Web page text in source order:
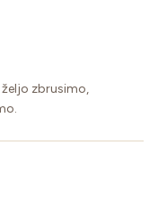
zbrusimo,